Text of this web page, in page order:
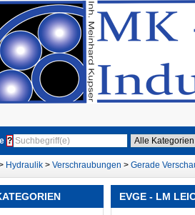
?
Hydraulik > Verschraubungen > Gerade
EVGE - LM